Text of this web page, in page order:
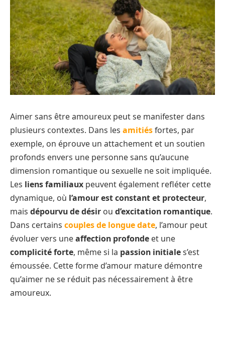
Aimer sans être amoureux peut se manifester dans
plusieurs contextes. Dans les amitiésfortes, par
exemple, on éprouve un attachement et un soutien
profonds envers une personne sans qu’aucune
dimension romantique ou sexuelle ne soit impliquée.
Les liens familiaux peuvent également refléter cette
dynamique, où l’amour est constant et protecteur,
mais dépourvu de désir ou d’excitation romantique.
Dans certains couples de longue date, l’amour peut
évoluer vers uneaffection profonde et une
complicité forte, même si la passion initiales’est
émoussée. Cette forme d’amour mature démontre
qu’aimer ne se réduit pas nécessairement à être
amoureux.